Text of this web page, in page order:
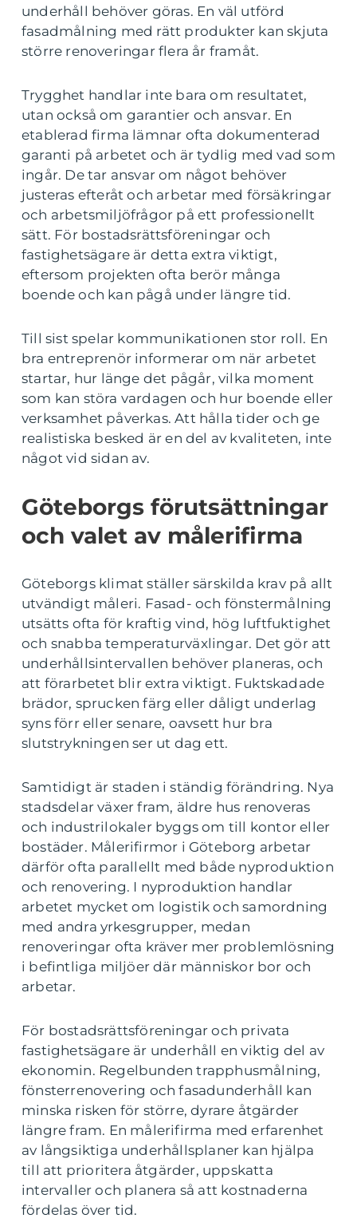
underhåll behöver göras. En väl utförd
fasadmålning med rätt produkter kan skjuta
större renoveringar flera år framåt.
Trygghet handlar inte bara om resultatet,
utan också om garantier och ansvar. En
etablerad firma lämnar ofta dokumenterad
garanti på arbetet och är tydlig med vad som
ingår. De tar ansvar om något behöver
justeras efteråt och arbetar med försäkringar
och arbetsmiljöfrågor på ett professionellt
sätt. För bostadsrättsföreningar och
fastighetsägare är detta extra viktigt,
eftersom projekten ofta berör många
boende och kan pågå under längre tid.
Till sist spelar kommunikationen stor roll. En
bra entreprenör informerar om när arbetet
startar, hur länge det pågår, vilka moment
som kan störa vardagen och hur boende eller
verksamhet påverkas. Att hålla tider och ge
realistiska besked är en del av kvaliteten, inte
något vid sidan av.
Göteborgs förutsättningar
och valet av målerifirma
Göteborgs klimat ställer särskilda krav på allt
utvändigt måleri. Fasad- och fönstermålning
utsätts ofta för kraftig vind, hög luftfuktighet
och snabba temperaturväxlingar. Det gör att
underhållsintervallen behöver planeras, och
att förarbetet blir extra viktigt. Fuktskadade
brädor, sprucken färg eller dåligt underlag
syns förr eller senare, oavsett hur bra
slutstrykningen ser ut dag ett.
Samtidigt är staden i ständig förändring. Nya
stadsdelar växer fram, äldre hus renoveras
och industrilokaler byggs om till kontor eller
bostäder. Målerifirmor i Göteborg arbetar
därför ofta parallellt med både nyproduktion
och renovering. I nyproduktion handlar
arbetet mycket om logistik och samordning
med andra yrkesgrupper, medan
renoveringar ofta kräver mer problemlösning
i befintliga miljöer där människor bor och
arbetar.
För bostadsrättsföreningar och privata
fastighetsägare är underhåll en viktig del av
ekonomin. Regelbunden trapphusmålning,
fönsterrenovering och fasadunderhåll kan
minska risken för större, dyrare åtgärder
längre fram. En målerifirma med erfarenhet
av långsiktiga underhållsplaner kan hjälpa
till att prioritera åtgärder, uppskatta
intervaller och planera så att kostnaderna
fördelas över tid.